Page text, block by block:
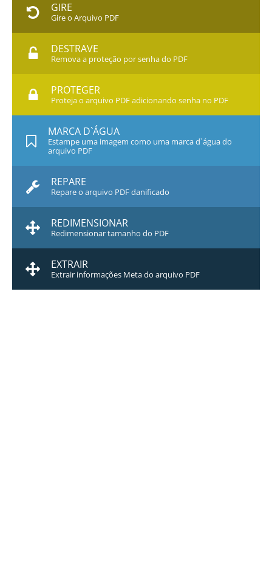
GIRE
Gire o Arquivo PDF
DESTRAVE
Remova a proteção por senha do PDF
PROTEGER
Proteja o arquivo PDF adicionando senha no PDF
MARCA D`ÁGUA
Estampe uma imagem como uma marca d`água do
arquivo PDF
REPARE
Repare o arquivo PDF danificado
REDIMENSIONAR
Redimensionar tamanho do PDF
EXTRAIR
Extrair informações Meta do arquivo PDF